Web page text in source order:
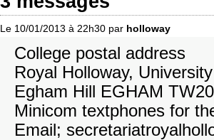
Le 10/01/2013 à 22h30 par holloway
College postal address
Royal Holloway,
Egham Hill EGHAM
Minicom textphones for
Email;